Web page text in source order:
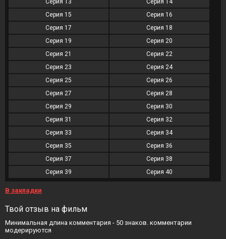
Серия 13
Серия 14
Серия 15
Серия 16
Серия 17
Серия 18
Серия 19
Серия 20
Серия 21
Серия 22
Серия 23
Серия 24
Серия 25
Серия 26
Серия 27
Серия 28
Серия 29
Серия 30
Серия 31
Серия 32
Серия 33
Серия 34
Серия 35
Серия 36
Серия 37
Серия 38
Серия 39
Серия 40
В закладки
Твой отзыв на фильм
Минимальная длина комментария - 50 знаков. комментарии
модерируются